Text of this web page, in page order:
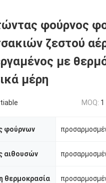
φούρνος
ζεστού
με
μέρη
MOQ: 1
φούρνων
αιθουσών
θερμοκρασία